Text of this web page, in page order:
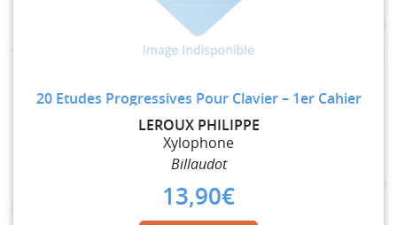
20 Etudes Progressives Pour Clavier – 1er Cahier
LEROUX PHILIPPE
Xylophone
Billaudot
13,90€